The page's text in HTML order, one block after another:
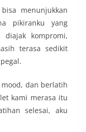
menunjukkan
pikiranku yang
kompromi,
terasa sedikit
dan berlatih
kami merasa itu
selesai, aku